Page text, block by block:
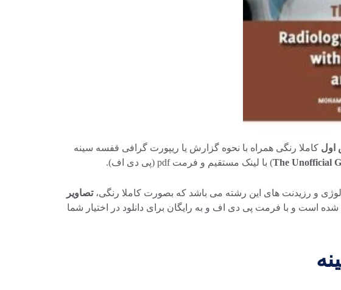
کاملا رنگی همراه با نحوه گزارش یا ریپورت گرافی قفسه سینه
The Unofficial) با لینک مستقیم و فرمت pdf (پی دی اف).
و رزیدنت های این رشته می باشد که بصورت کاملا رنگی،تصاویر
این کتاب مربوط به سال ۲۰۱۷ بوده که در ۲۲۴ صفحه چاپ شده است و با فرمت پی دی اف و به رایگان برای دانلود در اختیار شما